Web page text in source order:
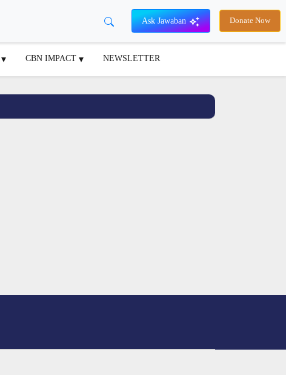
Ask Jawaban Donate Now
CBN IMPACT NEWSLETTER